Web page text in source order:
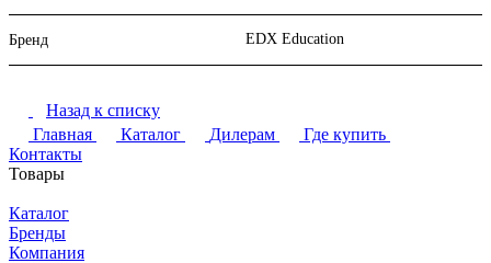
Бренд EDX Education
Назад к списку
Главная
Каталог Дилерам
Где купить
Контакты
Товары
Каталог
Бренды
Компания